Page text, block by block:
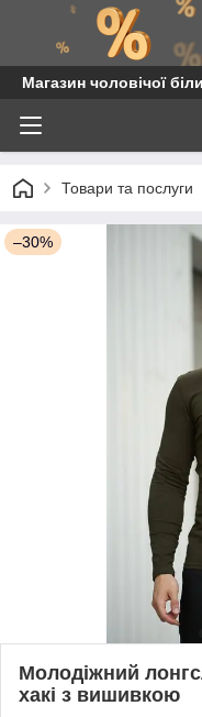
Магазин чоловічої
Товари та послуги
–30%
Молодіжний
хакі з вишивкою